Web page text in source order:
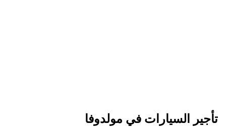
تأجير السيارات في مولدوفا